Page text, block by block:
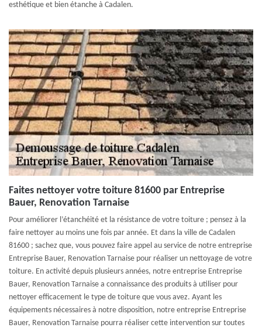
esthétique et bien étanche à Cadalen.
Faites nettoyer votre toiture 81600 par Entreprise
Bauer, Renovation Tarnaise
Pour améliorer l’étanchéité et la résistance de votre toiture ; pensez à la
faire nettoyer au moins une fois par année. Et dans la ville de Cadalen
81600 ; sachez que, vous pouvez faire appel au service de notre entreprise
Entreprise Bauer, Renovation Tarnaise pour réaliser un nettoyage de votre
toiture. En activité depuis plusieurs années, notre entreprise Entreprise
Bauer, Renovation Tarnaise a connaissance des produits à utiliser pour
nettoyer efficacement le type de toiture que vous avez. Ayant les
équipements nécessaires à notre disposition, notre entreprise Entreprise
Bauer, Renovation Tarnaise pourra réaliser cette intervention sur toutes